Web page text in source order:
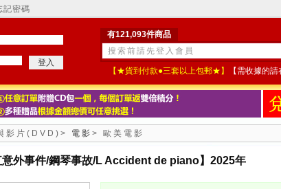
記密碼
有121,093件商品
【★貨到付款●三套以上包郵★】 【需收據的
影片(DVD) > 電影 > 歐美電影
意外事件/鋼琴事故/L Accident de piano】2025年